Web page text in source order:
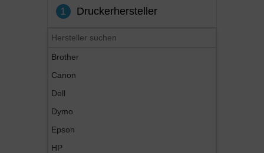
1 Druckerhersteller
Brother
Canon
Dell
Dymo
Epson
HP